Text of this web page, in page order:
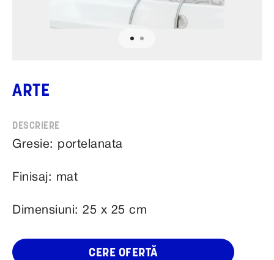
ARTE
Gresie: portelanata
Finisaj: mat
Dimensiuni: 25 x 25 cm
CERE OFERTĂ